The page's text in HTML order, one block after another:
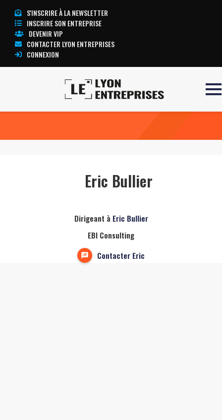
S'INSCRIRE À LA NEWSLETTER
INSCRIRE SON ENTREPRISE
DEVENIR VIP
CONTACTER LYON ENTREPRISES
CONNEXION
Eric Bullier
Dirigeant à Eric Bullier
EBI Consulting
Contacter Eric